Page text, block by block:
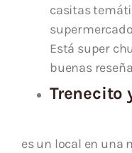
casitas
Está super
buenas
Trenecito
es un local en una